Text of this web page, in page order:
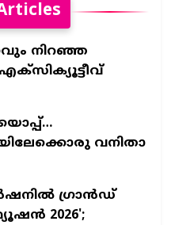
നിറഞ്ഞ
വനിതാ
ഗ്രാന്‍ഡ്
2026';